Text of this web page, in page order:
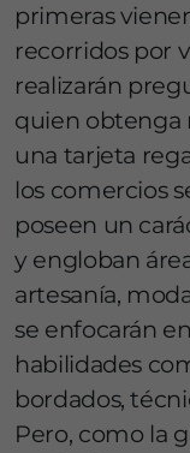
primeras
recorridos por
realizarán
quien obtenga
una tarjeta
los comercios
poseen un
y engloban
artesanía,
se enfocarán
habilidades
bordados,
Pero, como la